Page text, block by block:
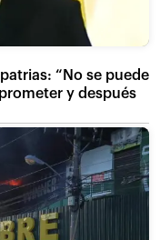
“No se puede
y después